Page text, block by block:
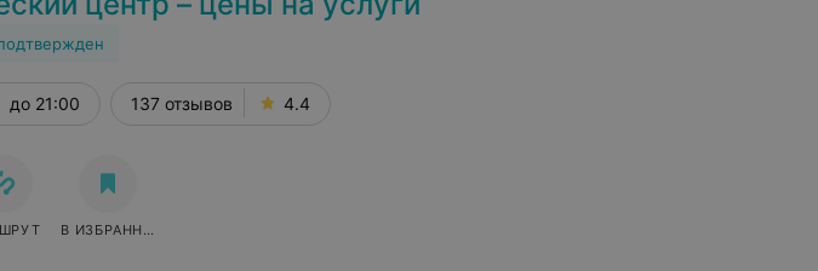
до 21:00 137 отзывов 4.4
В ИЗБРАННОЕ